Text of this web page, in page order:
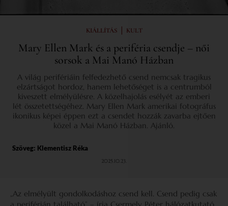
KIÁLLÍTÁS | KULT
Mary Ellen Mark és a periféria csendje – női
sorsok a Mai Manó Házban
A világ perifériáin felfedezhető csend nemcsak tragikus
elzártságot hordoz, hanem lehetőséget is a centrumból
kiveszett elmélyülésre. A közelhajolás esélyét az emberi
lét összetettségéhez. Mary Ellen Mark amerikai fotográfus
ikonikus képei éppen ezt a csendet hozzák zavarba ejtően
közel a Mai Manó Házban. Ajánló.
Szöveg: Klementisz Réka
2025.10.23.
„Az elmélyült gondolkodáshoz csend kell. Csend pedig csak